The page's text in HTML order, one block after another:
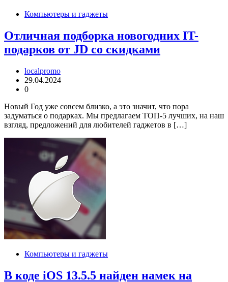
Компьютеры и гаджеты
Отличная подборка новогодних IT-
подарков от JD со скидками
localpromo
29.04.2024
0
Новый Год уже совсем близко, а это значит, что пора
задуматься о подарках. Мы предлагаем ТОП-5 лучших, на наш
взгляд, предложений для любителей гаджетов в […]
Компьютеры и гаджеты
В коде iOS 13.5.5 найден намек на